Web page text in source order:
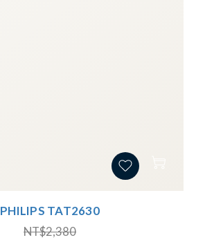
PHILIPS TAT2630
NT$2,380